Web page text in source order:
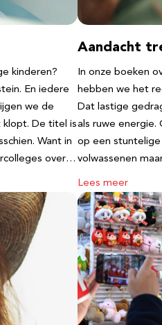
kinderen?
En iedere
we de
klopt. De titel is
Want in
over…
Aandacht
In onze boeken
hebben we het
Dat lastige
als ruwe energie.
op een
volwassenen
Lees meer